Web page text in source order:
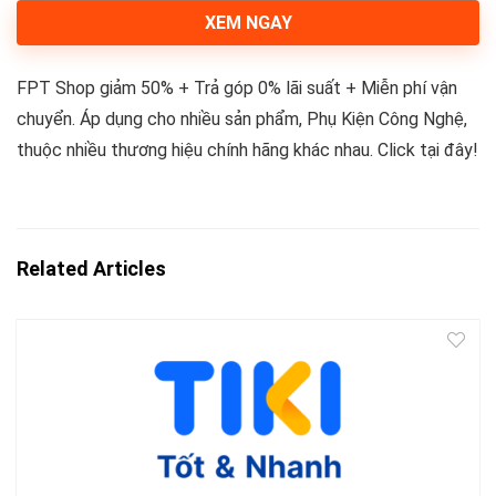
XEM NGAY
FPT Shop giảm 50% + Trả góp 0% lãi suất + Miễn phí vận
chuyển. Áp dụng cho nhiều sản phẩm, Phụ Kiện Công Nghệ,
thuộc nhiều thương hiệu chính hãng khác nhau. Click tại đây!
Related Articles